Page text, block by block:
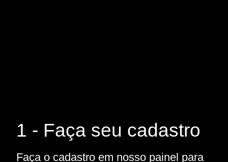
1 - Faça seu cadastro
Faça o cadastro em nosso painel para